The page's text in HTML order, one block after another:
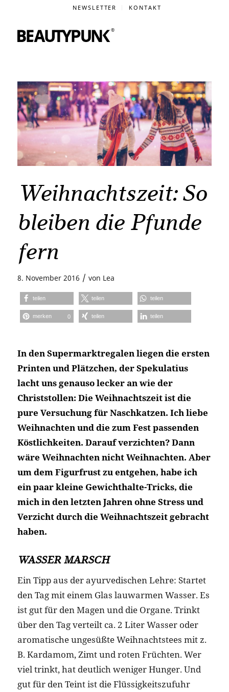
NEWSLETTER KONTAKT
Weihnachtszeit: So
bleiben die Pfunde
fern
8. November 2016 / von Lea
teilen teilen teilen
merken 0 teilen teilen
In den Supermarktregalen liegen die ersten
Printen und Plätzchen, der Spekulatius
lacht uns genauso lecker an wie der
Christstollen: Die Weihnachtszeit ist die
pure Versuchung für Naschkatzen. Ich liebe
Weihnachten und die zum Fest passenden
Köstlichkeiten. Darauf verzichten? Dann
wäre Weihnachten nicht Weihnachten. Aber
um dem Figurfrust zu entgehen, habe ich
ein paar kleine Gewichthalte-Tricks, die
mich in den letzten Jahren ohne Stress und
Verzicht durch die Weihnachtszeit gebracht
haben.
WASSER MARSCH
Ein Tipp aus der ayurvedischen Lehre: Startet
den Tag mit einem Glas lauwarmen Wasser. Es
ist gut für den Magen und die Organe. Trinkt
über den Tag verteilt ca. 2 Liter Wasser oder
aromatische ungesüßte Weihnachtstees mit z.
B. Kardamom, Zimt und roten Früchten. Wer
viel trinkt, hat deutlich weniger Hunger. Und
gut für den Teint ist die Flüssigkeitszufuhr